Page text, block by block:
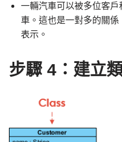
一輛汽車可以被多位客
車。這也是一對多的關
表示。
步驟 4：建立